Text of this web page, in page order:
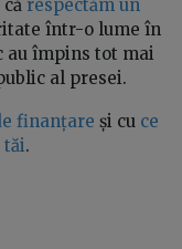
respectăm un
într-o lume în
au împins tot mai
al presei.
finanțare și cu ce
.